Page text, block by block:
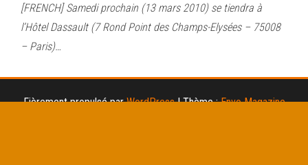
[FRENCH] Samedi prochain (13 mars 2010) se tiendra à
l’Hôtel Dassault (7 Rond Point des Champs-Elysées – 75008
– Paris)…
Fièrement propulsé parWordPress |Thème :Envo Magazine